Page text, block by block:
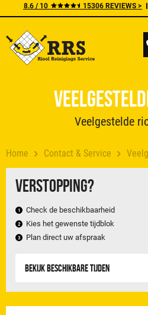
8.6 / 10 15306 REVIEWS >
Home Contact & Service
Verstopping?
Check de beschikbaarheid
Kies het gewenste tijdblok
Plan direct uw afspraak
Bekijk beschikbare tijden
Veelgestelde